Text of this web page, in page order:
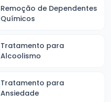
Remoção de Dependentes
Químicos
Tratamento para
Alcoolismo
Tratamento para
Ansiedade